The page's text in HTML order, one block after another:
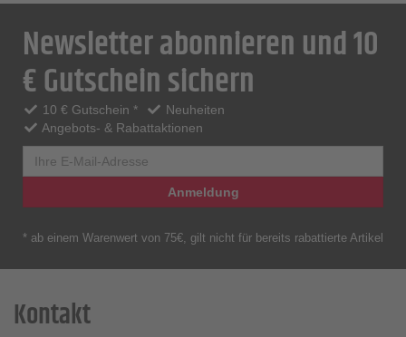
Newsletter abonnieren und 10
€ Gutschein sichern
10 € Gutschein *
Neuheiten
Angebots- & Rabattaktionen
Anmeldung
* ab einem Warenwert von 75€, gilt nicht für bereits rabattierte Artikel
Kontakt